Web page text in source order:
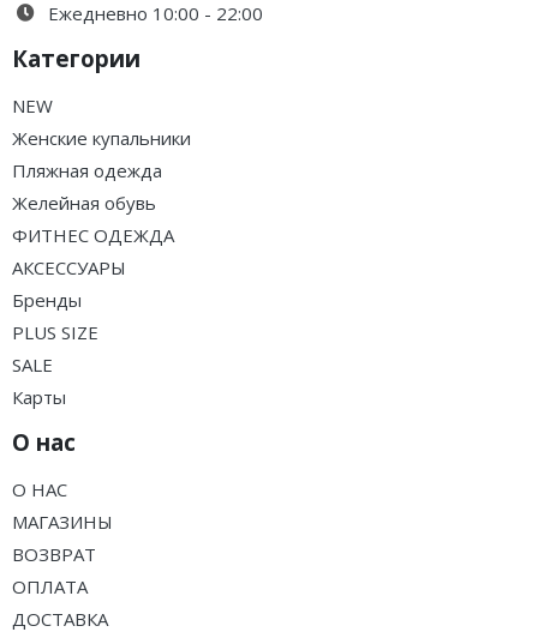
Ежедневно 10:00 - 22:00
Категории
NEW
Женские купальники
Пляжная одежда
Желейная обувь
ФИТНЕС ОДЕЖДА
АКСЕССУАРЫ
Бренды
PLUS SIZE
SALE
Карты
О нас
О НАС
МАГАЗИНЫ
ВОЗВРАТ
ОПЛАТА
ДОСТАВКА